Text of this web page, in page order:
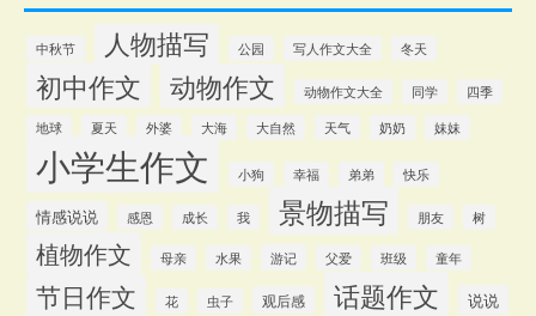
中秋节 人物描写 公园 写人作文大全 冬天
初中作文 动物作文 动物作文大全 同学
四季
地球
夏天 外婆 大海 大自然 天气 奶奶 妹妹
小学生作文 小狗 幸福 弟弟 快乐
情感说说 感恩 成长 我 景物描写 朋友 树
植物作文 母亲 水果 游记 父爱 班级 童年
节日作文 花 虫子 观后感 话题作文
说说